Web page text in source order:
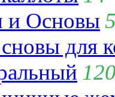
и Основы
для